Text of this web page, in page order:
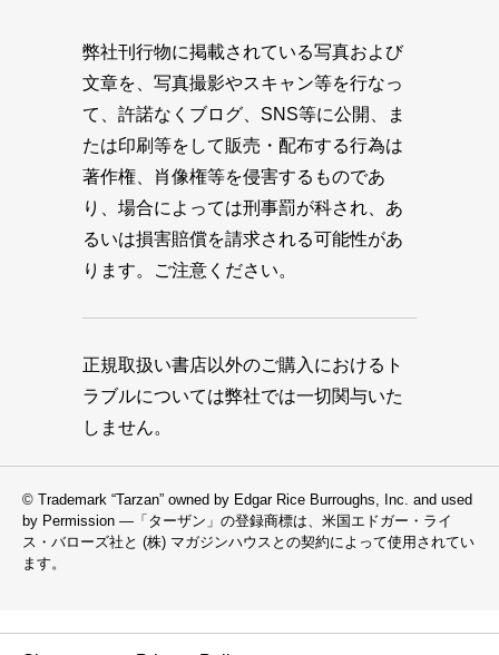
弊社刊行物に掲載されている写真および
文章を、写真撮影やスキャン等を行なっ
て、許諾なくブログ、SNS等に公開、ま
たは印刷等をして販売・配布する行為は
著作権、肖像権等を侵害するものであ
り、場合によっては刑事罰が科され、あ
るいは損害賠償を請求される可能性があ
ります。ご注意ください。
正規取扱い書店以外のご購入におけるト
ラブルについては弊社では一切関与いた
しません。
© Trademark “Tarzan” owned by Edgar Rice Burroughs, Inc. and used
by Permission —「ターザン」の登録商標は、米国エドガー・ライ
ス・バローズ社と (株) マガジンハウスとの契約によって使用されてい
ます。